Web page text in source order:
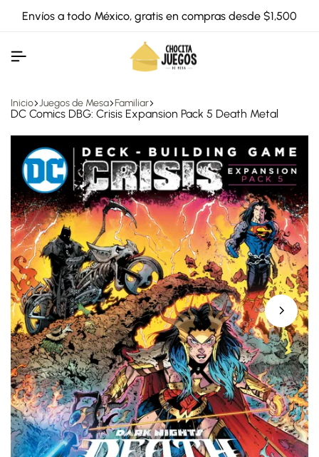
Envíos a todo México, gratis en compras desde $1,500
Inicio Juegos de Mesa Familiar
DC Comics DBG: Crisis Expansion Pack 5 Death Metal